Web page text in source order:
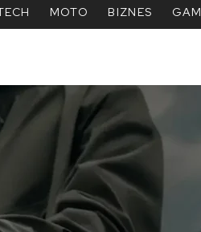
MOTO BIZNES